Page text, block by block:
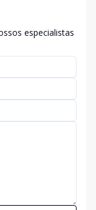
especialistas